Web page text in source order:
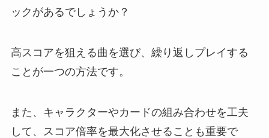
ックがあるでしょうか？
高スコアを狙える曲を選び、繰り返しプレイする
ことが一つの方法です。
また、キャラクターやカードの組み合わせを工夫
して、スコア倍率を最大化させることも重要で